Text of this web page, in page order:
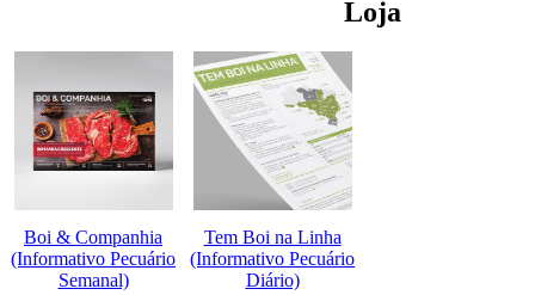
Loja
Boi & Companhia
(Informativo Pecuário
Semanal)
Tem Boi na Linha
(Informativo Pecuário
Diário)